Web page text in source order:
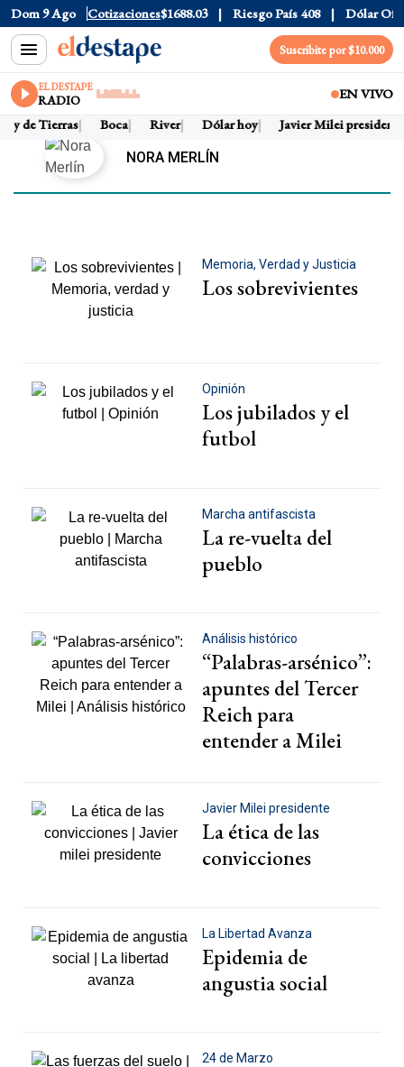
Dom 9 Ago Cotizaciones
CCL $1580.7 Euro $1688.03 Riesgo País 408 Dólar Oficial
Suscribite por $10.000
EL DESTAPE
RADIO
EN VIVO
de Tierras
Boca River Dólar hoy
Javier Milei presidente
NORA MERLÍN
Memoria, Verdad y Justicia
Los sobrevivientes
Opinión
Los jubilados y el
futbol
Marcha antifascista
La re-vuelta del
pueblo
Análisis histórico
“Palabras-arsénico”:
apuntes del Tercer
Reich para
entender a Milei
Javier Milei presidente
La ética de las
convicciones
La Libertad Avanza
Epidemia de
angustia social
24 de Marzo